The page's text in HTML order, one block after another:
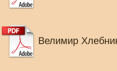
Велимир